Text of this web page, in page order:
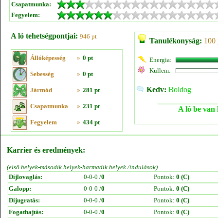
Csapatmunka:
Fegyelem:
A ló tehetségpontjai: 946 pt
Állóképesség » 0 pt
Sebesség » 0 pt
Jármód » 281 pt
Csapatmunka » 231 pt
Fegyelem » 434 pt
Tanulékonyság: 100
Energia:
Küllem:
Kedv: Boldog
A ló be van
Karrier és eredmények:
(első helyek-második helyek-harmadik helyek /indulások)
Díjlovaglás:
0-0-0 /0 Pontok: 0 (C)
Galopp:
0-0-0 /0 Pontok: 0 (C)
Díjugratás:
0-0-0 /0 Pontok: 0 (C)
Fogathajtás:
0-0-0 /0 Pontok: 0 (C)